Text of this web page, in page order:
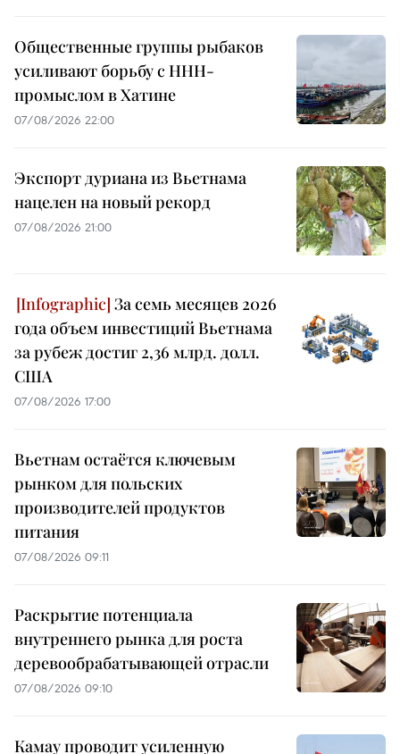
Общественные группы рыбаков
усиливают борьбу с ННН-
промыслом в Хатине
07/08/2026 22:00
Экспорт дуриана из Вьетнама
нацелен на новый рекорд
07/08/2026 21:00
За семь месяцев 2026
года объем инвестиций Вьетнама
за рубеж достиг 2,36 млрд. долл.
США
07/08/2026 17:00
Вьетнам остаётся ключевым
рынком для польских
производителей продуктов
питания
07/08/2026 09:11
Раскрытие потенциала
внутреннего рынка для роста
деревообрабатывающей отрасли
07/08/2026 09:10
Камау проводит усиленную